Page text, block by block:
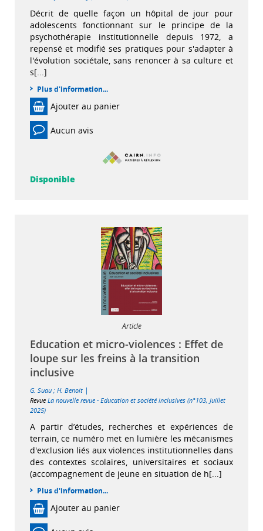
Décrit de quelle façon un hôpital de jour pour
adolescents fonctionnant sur le principe de la
psychothérapie institutionnelle depuis 1972, a
repensé et modifié ses pratiques pour s'adapter à
l'évolution sociétale, sans renoncer à sa culture et
s[...]
Plus d'information...
Ajouter au panier
Aucun avis
Disponible
Article
Education et micro-violences : Effet de
loupe sur les freins à la transition
inclusive
G. Suau ; H. Benoit |
Revue La nouvelle revue - Education et société inclusives (n°103, Juillet
2025)
A partir d’études, recherches et expériences de
terrain, ce numéro met en lumière les mécanismes
d'exclusion liés aux violences institutionnelles dans
des contextes scolaires, universitaires et sociaux
(accompagnement de jeune en situation de h[...]
Plus d'information...
Ajouter au panier